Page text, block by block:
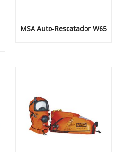
MSA Auto-Rescatador W65